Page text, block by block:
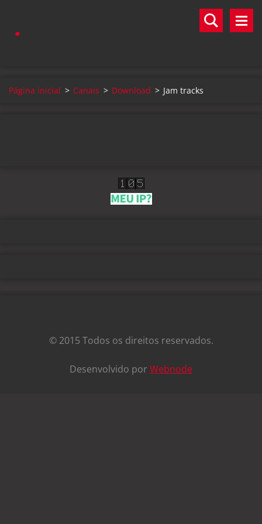
.
Página inicial > Canais > Download > Jam tracks
© 2015 Todos os direitos reservados.
Desenvolvido por Webnode